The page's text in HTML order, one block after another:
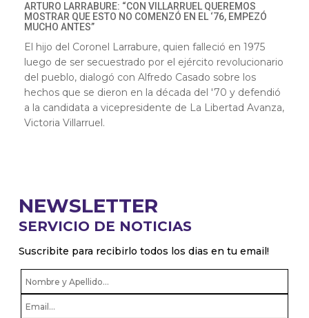
ARTURO LARRABURE: “CON VILLARRUEL QUEREMOS
MOSTRAR QUE ESTO NO COMENZÓ EN EL ‘76, EMPEZÓ
MUCHO ANTES”
El hijo del Coronel Larrabure, quien falleció en 1975
luego de ser secuestrado por el ejército revolucionario
del pueblo, dialogó con Alfredo Casado sobre los
hechos que se dieron en la década del '70 y defendió
a la candidata a vicepresidente de La Libertad Avanza,
Victoria Villarruel.
NEWSLETTER
SERVICIO DE NOTICIAS
Suscribite para recibirlo todos los dias en tu email!